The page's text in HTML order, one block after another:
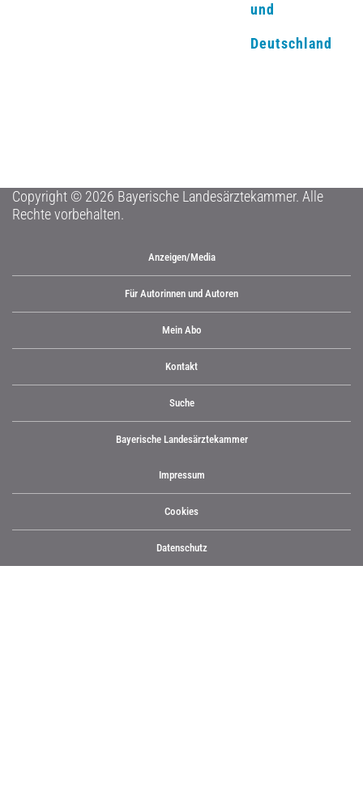
und
Deutschland
Copyright © 2026 Bayerische Landesärztekammer. Alle
Rechte vorbehalten.
Anzeigen/Media
Für Autorinnen und Autoren
Mein Abo
Kontakt
Suche
Bayerische Landesärztekammer
Impressum
Cookies
Datenschutz